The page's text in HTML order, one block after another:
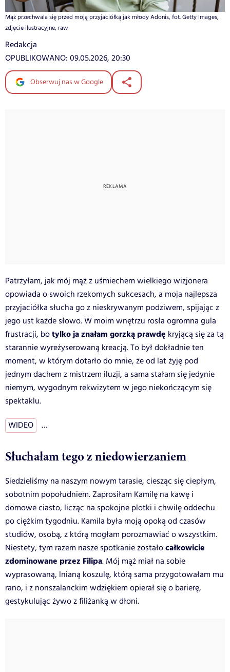
Mąż przechwala się przed moją przyjaciółką jak młody Adonis, fot. Getty Images,
zdjęcie ilustracyjne, raw
Redakcja
OPUBLIKOWANO: 09.05.2026, 20:30
Obserwuj nas w Google
Patrzyłam, jak mój mąż z uśmiechem wielkiego wizjonera
opowiada o swoich rzekomych sukcesach, a moja najlepsza
przyjaciółka słucha go z nieskrywanym podziwem, spijając z
jego ust każde słowo. W moim wnętrzu rosła ogromna gula
frustracji, botylko ja znałam gorzką prawdę kryjącą się za tą
starannie wyreżyserowaną kreacją. To był dokładnie ten
moment, w którym dotarło do mnie, że od lat żyję pod
jednym dachem z mistrzem iluzji, a sama stałam się jedynie
niemym, wygodnym rekwizytem w jego niekończącym się
spektaklu.
WIDEO …
Słuchałam tego z niedowierzaniem
Siedzieliśmy na naszym nowym tarasie, ciesząc się ciepłym,
sobotnim popołudniem. Zaprosiłam Kamilę na kawę i
domowe ciasto, licząc na spokojne plotki i chwilę oddechu
po ciężkim tygodniu. Kamila była moją opoką od czasów
studiów, osobą, z którą mogłam porozmawiać o wszystkim.
Niestety, tym razem nasze spotkanie zostałocałkowicie
zdominowane przez Filipa. Mój mąż miał na sobie
wyprasowaną, lnianą koszulę, którą sama przygotowałam mu
rano, i z nonszalanckim wdziękiem opierał się o barierę,
gestykulując żywo z filiżanką w dłoni.